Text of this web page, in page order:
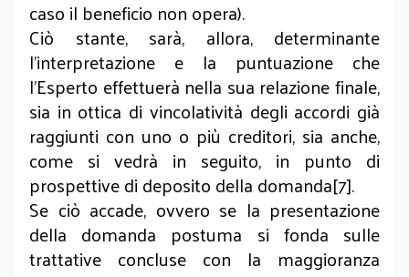
caso il beneficio non opera).
Ciò stante, sarà, allora, determinante
l’interpretazione e la puntuazione che
l’Esperto effettuerà nella sua relazione finale,
sia in ottica di vincolatività degli accordi già
raggiunti con uno o più creditori, sia anche,
come si vedrà in seguito, in punto di
prospettive di deposito della domanda[7].
Se ciò accade, ovvero se la presentazione
della domanda postuma si fonda sulle
trattative concluse con la maggioranza